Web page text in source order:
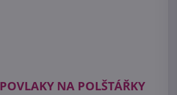
POVLAKY NA POLŠTÁŘKY